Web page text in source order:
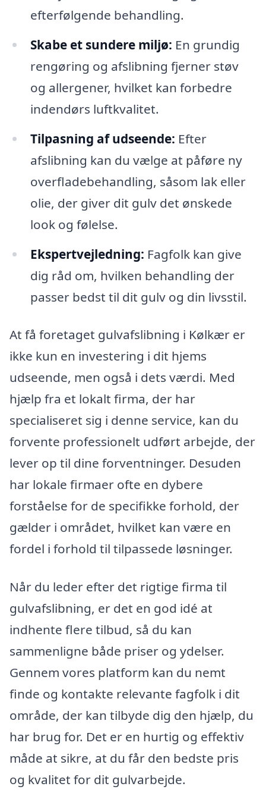
efterfølgende behandling.
Skabe et sundere miljø: En grundig
rengøring og afslibning fjerner støv
og allergener, hvilket kan forbedre
indendørs luftkvalitet.
Tilpasning af udseende: Efter
afslibning kan du vælge at påføre ny
overfladebehandling, såsom lak eller
olie, der giver dit gulv det ønskede
look og følelse.
Ekspertvejledning: Fagfolk kan give
dig råd om, hvilken behandling der
passer bedst til dit gulv og din livsstil.
At få foretaget gulvafslibning i Kølkær er
ikke kun en investering i dit hjems
udseende, men også i dets værdi. Med
hjælp fra et lokalt firma, der har
specialiseret sig i denne service, kan du
forvente professionelt udført arbejde, der
lever op til dine forventninger. Desuden
har lokale firmaer ofte en dybere
forståelse for de specifikke forhold, der
gælder i området, hvilket kan være en
fordel i forhold til tilpassede løsninger.
Når du leder efter det rigtige firma til
gulvafslibning, er det en god idé at
indhente flere tilbud, så du kan
sammenligne både priser og ydelser.
Gennem vores platform kan du nemt
finde og kontakte relevante fagfolk i dit
område, der kan tilbyde dig den hjælp, du
har brug for. Det er en hurtig og effektiv
måde at sikre, at du får den bedste pris
og kvalitet for dit gulvarbejde.